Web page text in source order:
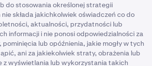
do stosowania określonej strategii
składa jakichkolwiek oświadczeń co do
aktualności, przydatności lub
informacji i nie ponosi odpowiedzialności za
pominięcia lub opóźnienia, jakie mogły w tych
ani za jakiekolwiek straty, obrażenia lub
z wyświetlania lub wykorzystania takich